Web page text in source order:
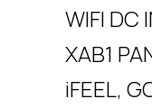
WIFI DC
XAB1
iFEEL,